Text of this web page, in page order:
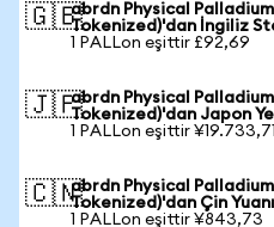
🇬🇧abrdn Physical
Tokenized)'dan İngiliz
1 PALLon eşittir £92,69
🇯🇵abrdn Physical
Tokenized)'dan Japon
1 PALLon eşittir ¥19.733,71
🇨🇳abrdn Physical
Tokenized)'dan Çin
1 PALLon eşittir ¥843,73